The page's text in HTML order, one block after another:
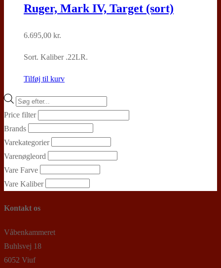
Ruger, Mark IV, Target (sort)
6.695,00 kr.
Sort. Kaliber .22LR.
Tilføj til kurv
Products
search
Price filter
Brands
Varekategorier
Varenøgleord
Vare Farve
Vare Kaliber
Kontakt os
Våbenkammeret
Buhlsvej 18
6052 Viuf